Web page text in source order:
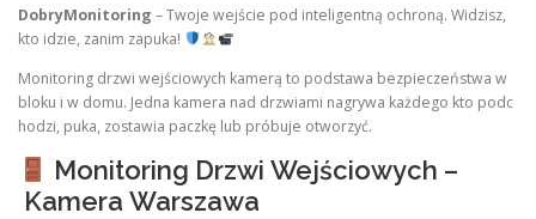
DobryMonitoring – Twoje wejście pod inteligentną ochroną. Widzisz,
kto idzie, zanim zapuka!
Monitoring drzwi wejściowych kamerą to podstawa bezpieczeństwa w
bloku i w domu. Jedna kamera nad drzwiami nagrywa każdego kto podc
hodzi, puka, zostawia paczkę lub próbuje otworzyć.
Monitoring Drzwi Wejściowych –
Kamera Warszawa